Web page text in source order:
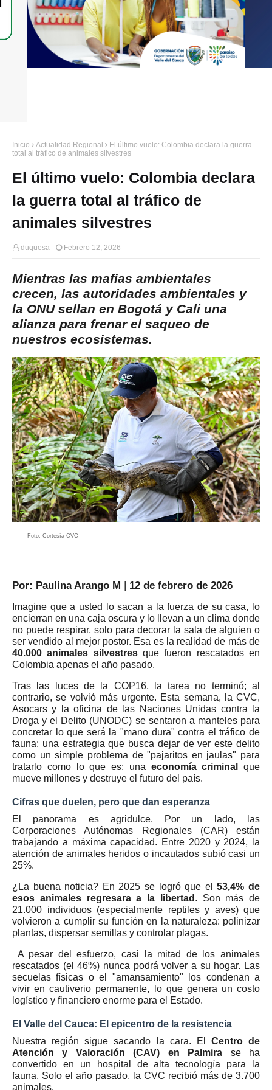
Inicio Actualidad Regional
El último vuelo: Colombia declara la guerra
total al tráfico de animales silvestres
El último vuelo: Colombia declara
la guerra total al tráfico de
animales silvestres
duquesa Febrero 12, 2026
Mientras las mafias ambientales
crecen, las autoridades ambientales y
la ONU sellan en Bogotá y Cali una
alianza para frenar el saqueo de
nuestros ecosistemas.
Foto: Cortesía CVC
Por: Paulina Arango M 12 de febrero de 2026
Imagine que a usted lo sacan a la fuerza de su casa, lo
encierran en una caja oscura y lo llevan a un clima donde
no puede respirar, solo para decorar la sala de alguien o
ser vendido al mejor postor. Esa es la realidad de más de
40.000 animales silvestresque fueron rescatados en
Colombia apenas el año pasado.
Tras las luces de la COP16, la tarea no terminó; al
contrario, se volvió más urgente. Esta semana, la CVC,
Asocars y la oficina de las Naciones Unidas contra la
Droga y el Delito (UNODC) se sentaron a manteles para
concretar lo que será la "mano dura" contra el tráfico de
fauna: una estrategia que busca dejar de ver este delito
como un simple problema de "pajaritos en jaulas" para
tratarlo como lo que es: una economía criminal
que
mueve millones y destruye el futuro del país.
Cifras que duelen, pero que dan esperanza
El panorama es agridulce. Por un lado, las
Corporaciones Autónomas Regionales (CAR) están
trabajando a máxima capacidad. Entre 2020 y 2024, la
atención de animales heridos o incautados subió casi un
25%.
¿La buena noticia? En 2025 se logró que el53,4% de
esos animales regresara a la libertad . Son más de
21.000 individuos (especialmente reptiles y aves) que
volvieron a cumplir su función en la naturaleza: polinizar
plantas, dispersar semillas y controlar plagas.
A pesar del esfuerzo, casi la mitad de los animales
rescatados (el 46%) nunca podrá volver a su hogar. Las
secuelas físicas o el "amansamiento" los condenan a
vivir en cautiverio permanente, lo que genera un costo
logístico y financiero enorme para el Estado.
El Valle del Cauca: El epicentro de la resistencia
Nuestra región sigue sacando la cara. El Centro de
Atención y Valoración (CAV) en Palmira se ha
convertido en un hospital de alta tecnología para la
fauna. Solo el año pasado, la CVC recibió más de 3.700
animales.